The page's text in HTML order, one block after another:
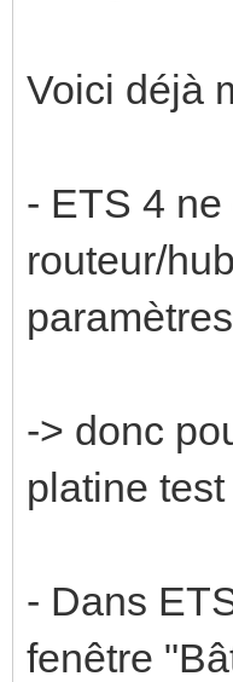
Voici déjà
- ETS 4
routeur/
-> donc
platine
- Dans
fenêtre